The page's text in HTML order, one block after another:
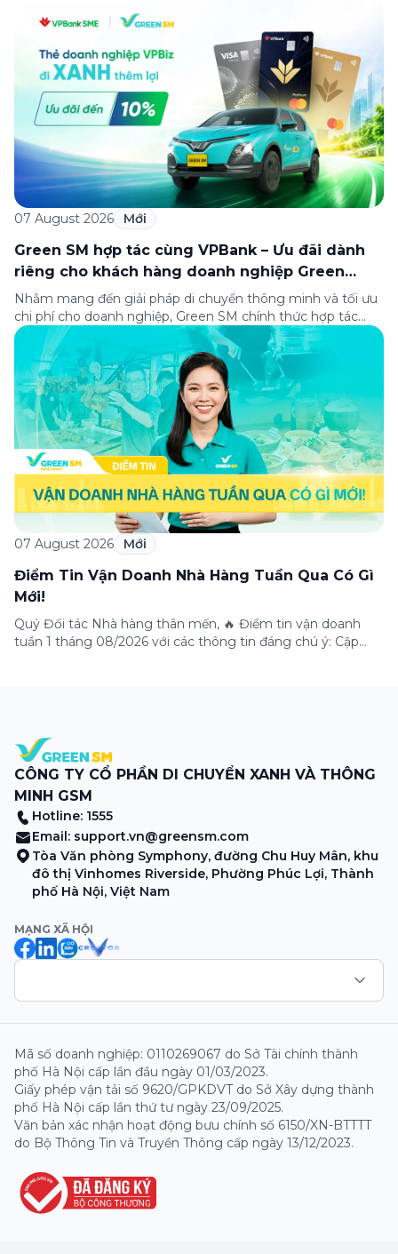
đãi di chuyển dành riêng cho khách hàng có điểm đi hoặc
điểm đến tại khu căn hộ dịch vụ này. Tọa lạc trong […]
07 August 2026 Mới
Green SM hợp tác cùng VPBank – Ưu đãi dành
riêng cho khách hàng doanh nghiệp Green
Business
Nhằm mang đến giải pháp di chuyển thông minh và tối ưu
chi phí cho doanh nghiệp, Green SM chính thức hợp tác
cùng VPBank triển khai chương trình ưu đãi dành riêng cho
khách hàng đăng ký thẻ Doanh nghiệp Green Business.
Thông qua chương trình, doanh nghiệp có thể tận hưởng
nhiều ưu […]
07 August 2026 Mới
Điểm Tin Vận Doanh Nhà Hàng Tuần Qua Có Gì
Mới!
Quý Đối tác Nhà hàng thân mến, 🔥 Điểm tin vận doanh
tuần 1 tháng 08/2026 với các thông tin đáng chú ý: Cập
CÔNG TY CỔ PHẦN DI CHUYỂN XANH VÀ THÔNG
MINH GSM
Hotline: 1555
Email: support.vn@greensm.com
Tòa Văn phòng Symphony, đường Chu Huy Mân, khu
đô thị Vinhomes Riverside, Phường Phúc Lợi, Thành
phố Hà Nội, Việt Nam
MẠNG XÃ HỘI
Mã số doanh nghiệp: 0110269067 do Sở Tài chính thành
phố Hà Nội cấp lần đầu ngày 01/03/2023.
Giấy phép vận tải số 9620/GPKDVT do Sở Xây dựng thành
phố Hà Nội cấp lần thứ tư ngày 23/09/2025.
Văn bản xác nhận hoạt động bưu chính số 6150/XN-BTTTT
do Bộ Thông Tin và Truyền Thông cấp ngày 13/12/2023.